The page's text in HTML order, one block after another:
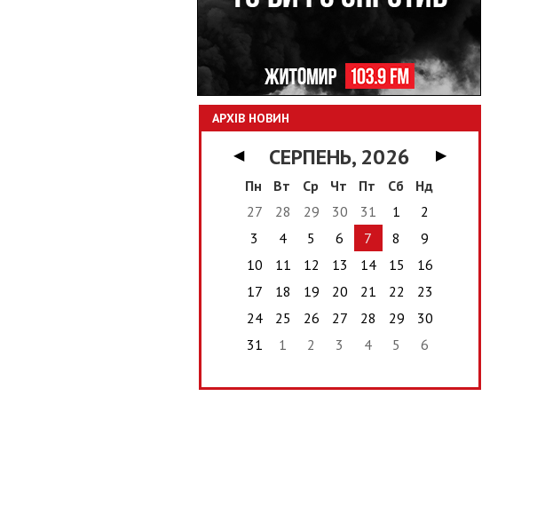
АРХІВ НОВИН
◀ СЕРПЕНЬ, 2026
▶
Пн
Вт Ср Чт Пт Сб
Нд
27
28 29 30 31 1
2
3
4 5 6 7 8
9
10
11 12 13 14 15
16
17
18 19 20 21 22
23
24
25 26 27 28 29
30
31
1 2 3 4 5 6